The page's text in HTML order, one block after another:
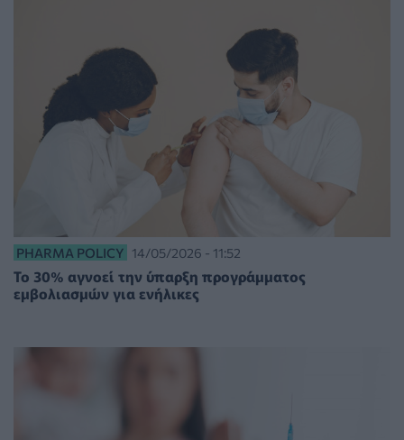
PHARMA POLICY 14/05/2026 - 11:52
Το 30% αγνοεί την ύπαρξη προγράμματος
εμβολιασμών για ενήλικες